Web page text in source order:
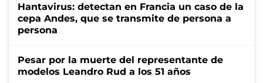
Hantavirus: detectan en Francia un caso de la
cepa Andes, que se transmite de persona a
persona
Pesar por la muerte del representante de
modelos Leandro Rud a los 51 años